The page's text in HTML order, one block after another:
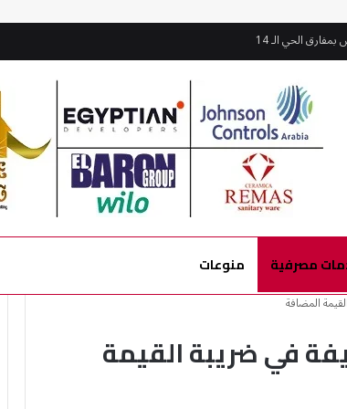
مصرفية منوعات
المضافة
في ضريبة القيمة